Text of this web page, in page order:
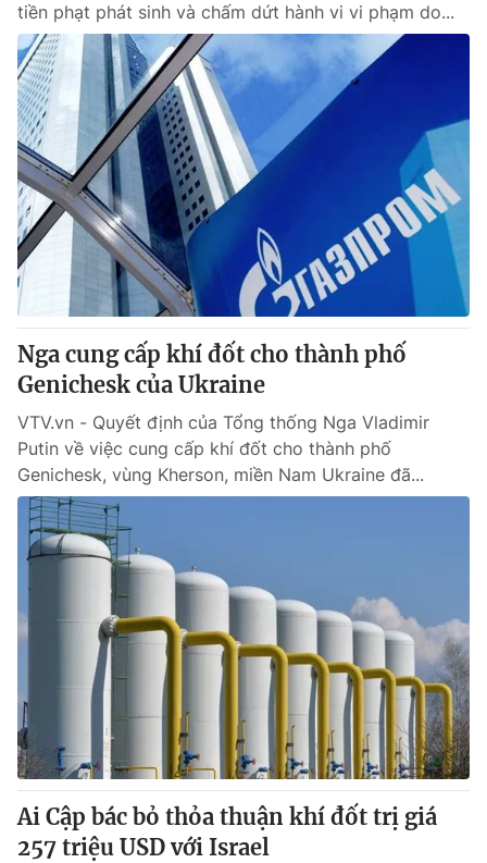
tiền phạt phát sinh và chấm dứt hành vi vi phạm do...
Nga cung cấp khí đốt cho thành phố
Genichesk của Ukraine
VTV.vn - Quyết định của Tổng thống Nga Vladimir
Putin về việc cung cấp khí đốt cho thành phố
Genichesk, vùng Kherson, miền Nam Ukraine đã...
Ai Cập bác bỏ thỏa thuận khí đốt trị giá
257 triệu USD với Israel